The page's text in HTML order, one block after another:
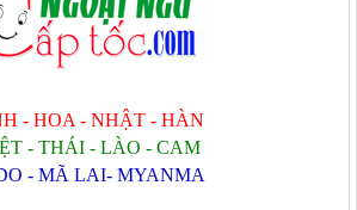
- HOA - NHẬT - HÀN
- THÁI - LÀO - CAM
- MÃ LAI- MYANMA